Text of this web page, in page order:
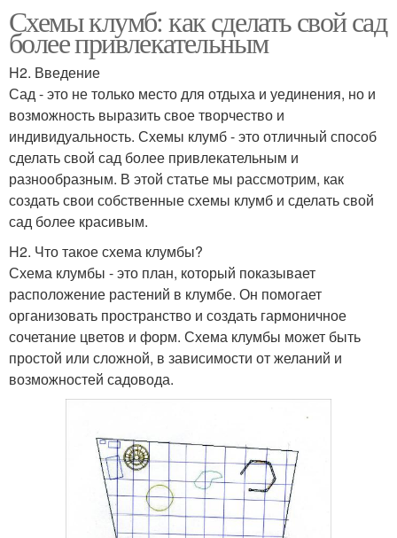
Схемы клумб: как сделать свой сад
более привлекательным
H2. Введение
Сад - это не только место для отдыха и уединения, но и
возможность выразить свое творчество и
индивидуальность. Схемы клумб - это отличный способ
сделать свой сад более привлекательным и
разнообразным. В этой статье мы рассмотрим, как
создать свои собственные схемы клумб и сделать свой
сад более красивым.
H2. Что такое схема клумбы?
Схема клумбы - это план, который показывает
расположение растений в клумбе. Он помогает
организовать пространство и создать гармоничное
сочетание цветов и форм. Схема клумбы может быть
простой или сложной, в зависимости от желаний и
возможностей садовода.